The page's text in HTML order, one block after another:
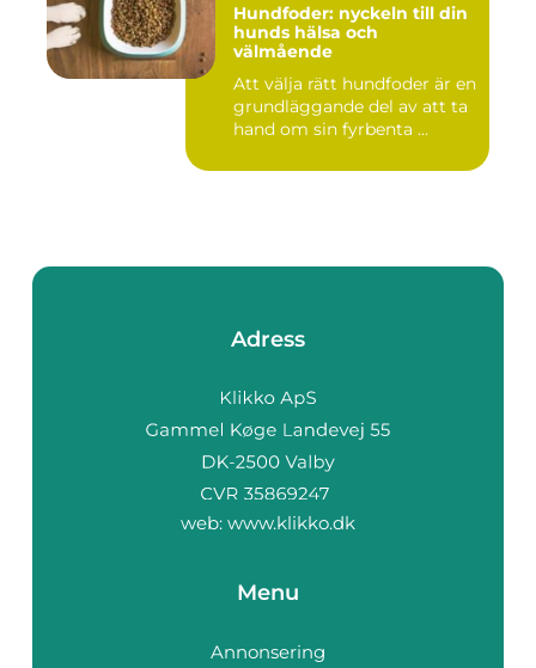
Hundfoder: nyckeln till din
hunds hälsa och
välmående
Att välja rätt hundfoder är en
grundläggande del av att ta
hand om sin fyrbenta ...
Adress
web: www.klikko.dk
Menu
Annonsering